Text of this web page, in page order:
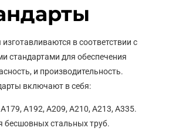
в соответствии с
стандартами для обеспечения
и производительность.
включают в себя:
А179, А192, А209, А210, А213, А335.
бесшовных стальных труб.